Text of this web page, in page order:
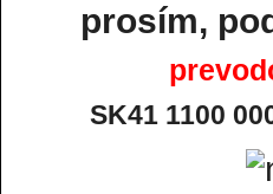
prosím,
SK41 1100